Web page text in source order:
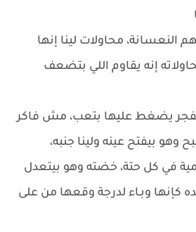
النعسانة، محاولات لينا إنها
إنه يقاوم اللي بتضعف
يضغط عليها بتعب، مش فاكر
وهو بيفتح عينه ولينا جنبه،
في كل حتة، خضته وهو بيتعدل
كإنها وبـاء لدرجة وقعها من على